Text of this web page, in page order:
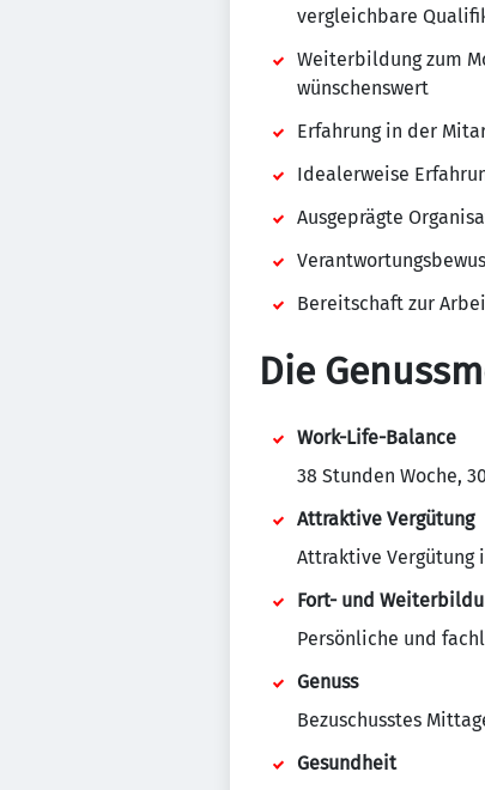
vergleichbare
Weiterbildung zum
wünschenswert
Erfahrung in der
Idealerweise
Ausgeprägte
Bereitschaft zur
Die
Work-Life-Balance
38 Stunden Woche,
Attraktive Vergütung
Attraktive Vergütung
Fort- und
Persönliche und
Genuss
Bezuschusstes
Gesundheit